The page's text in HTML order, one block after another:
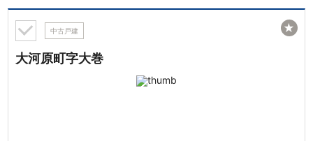
中古戸建
大河原町字大巻
★